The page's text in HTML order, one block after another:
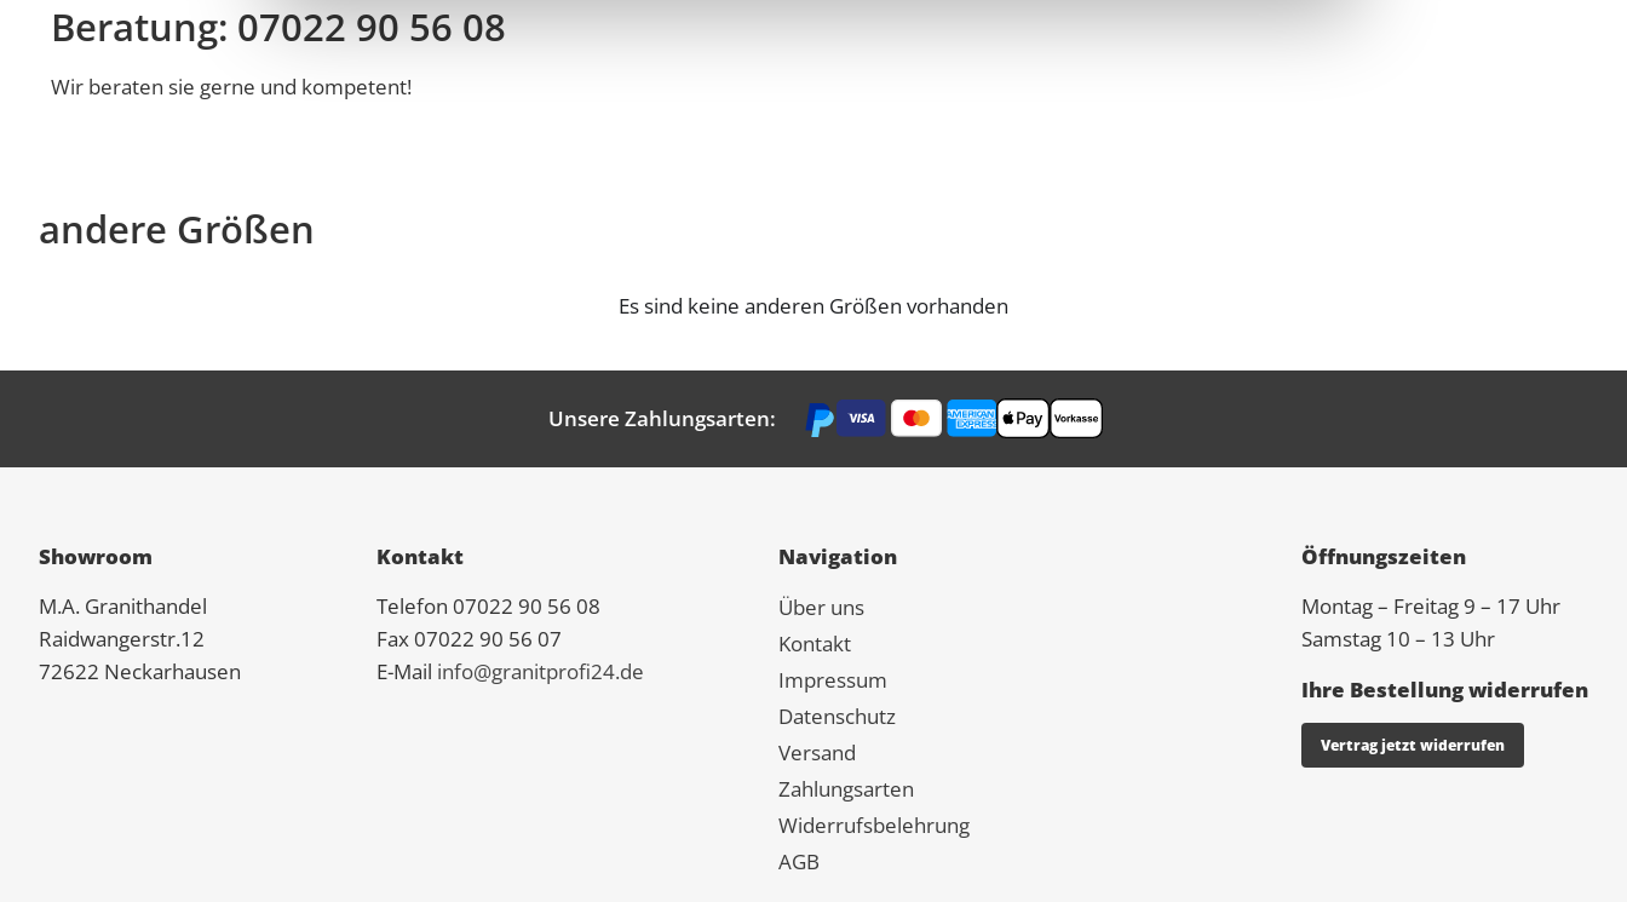
Beratung: 07022 90 56 08
Wir beraten sie gerne und kompetent!
andere Größen
Es sind keine anderen Größen vorhanden
Unsere Zahlungsarten:
Showroom
M.A. Granithandel
Raidwangerstr.12
72622 Neckarhausen
Kontakt
Telefon 07022 90 56 08
Fax 07022 90 56 07
E-Mail info@granitprofi24.de
Navigation
Über uns
Kontakt
Impressum
Datenschutz
Versand
Zahlungsarten
Widerrufsbelehrung
AGB
Öffnungszeiten
Montag – Freitag 9 – 17 Uhr
Samstag 10 – 13 Uhr
Ihre Bestellung widerrufen
Vertrag jetzt widerrufen